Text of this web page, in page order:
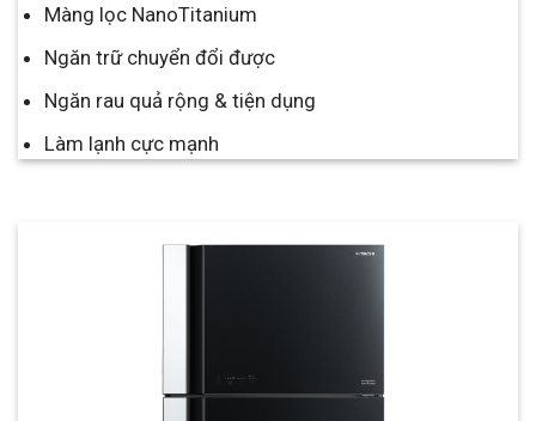
Màng lọc NanoTitanium
Ngăn trữ chuyển đổi được
Ngăn rau quả rộng & tiện dụng
Làm lạnh cực mạnh